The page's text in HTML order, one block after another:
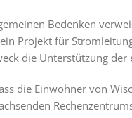
Bedenken
Projekt für
die Unterstützung
die Einwohner von